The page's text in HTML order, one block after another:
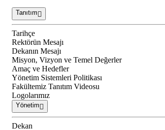
Tanıtım
Tarihçe
Rektörün Mesajı
Dekanın Mesajı
Misyon, Vizyon ve Temel Değerler
Amaç ve Hedefler
Yönetim Sistemleri Politikası
Fakültemiz Tanıtım Videosu
Logolarımız
Yönetim
Dekan